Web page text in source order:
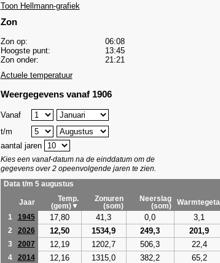
Toon Hellmann-grafiek
Zon
Zon op:
06:08
Hoogste punt:
13:45
Zon onder:
21:21
Actuele temperatuur
Weergegevens vanaf 1906
Vanaf
t/m
aantal jaren
Kies een vanaf-datum na de einddatum om de
gegevens over 2 opeenvolgende jaren te zien.
Data t/m 5 augustus
Jaar
Temp.
(gem)▼
Zonuren
(som)
Neerslag
(som)
Warmtegetal
1
1945 17,80 41,3 0,0 3,1
2 2026 12,50 1534,9 249,3 201,9
3 2007 12,19 1202,7 506,3 22,4
4 2014 12,16 1315,0 382,2 65,2